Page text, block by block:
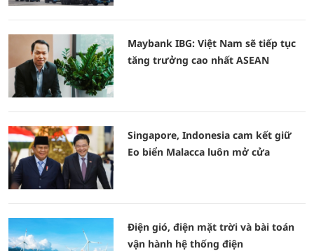
Maybank IBG: Việt Nam sẽ tiếp tục
tăng trưởng cao nhất ASEAN
Singapore, Indonesia cam kết giữ
Eo biển Malacca luôn mở cửa
Điện gió, điện mặt trời và bài toán
vận hành hệ thống điện